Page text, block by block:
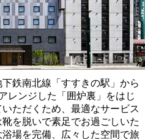
鉄南北線「すすきの駅」から
レンジした「囲炉裏」をはじ
ただくため、最適なサービス
を脱いで素足でお過ごしいた
場を完備、広々した空間で旅